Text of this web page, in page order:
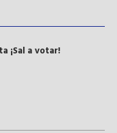
¡Sal a votar!